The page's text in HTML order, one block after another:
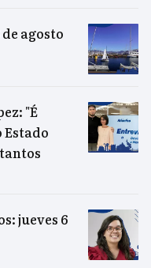
agosto
"É
jueves 6